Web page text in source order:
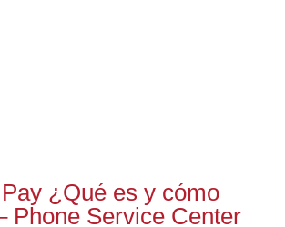
¿Qué es y cómo
Phone Service Center